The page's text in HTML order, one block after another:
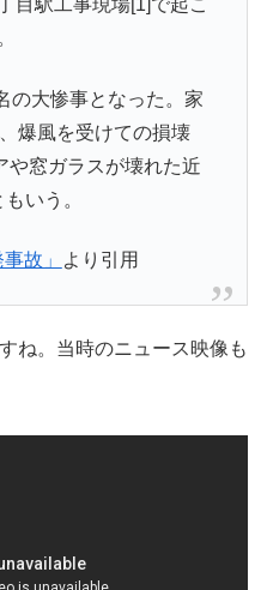
目駅工事現場[1]で起こ
の大惨事となった。家
爆風を受けての損壊
や窓ガラスが壊れた近
いう。
故」 より引用
ね。当時のニュース映像も